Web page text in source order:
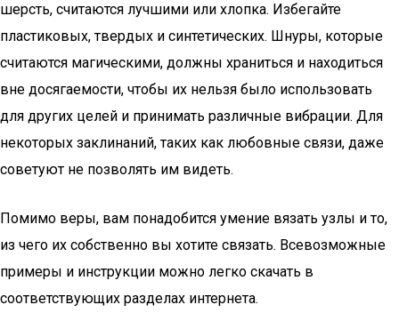
шерсть, считаются лучшими или хлопка. Избегайте
пластиковых, твердых и синтетических. Шнуры, которые
считаются магическими, должны храниться и находиться
вне досягаемости, чтобы их нельзя было использовать
для других целей и принимать различные вибрации. Для
некоторых заклинаний, таких как любовные связи, даже
советуют не позволять им видеть.
Помимо веры, вам понадобится умение вязать узлы и то,
из чего их собственно вы хотите связать. Всевозможные
примеры и инструкции можно легко скачать в
соответствующих разделах интернета.